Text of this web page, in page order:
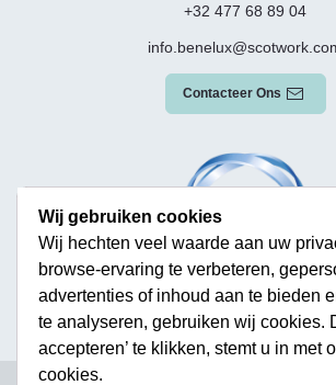
+32 477 68 89 04
Contacteer Ons
Wij gebruiken cookies
Wij hechten veel waarde aan uw
browse-ervaring te verbeteren,
advertenties of inhoud aan te bieden
te analyseren, gebruiken wij cookies.
accepteren’ te klikken, stemt u in met
cookies.